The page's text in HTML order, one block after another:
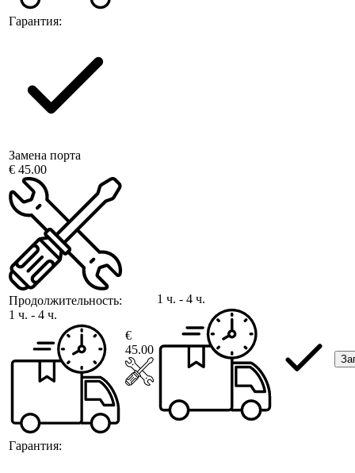
Гарантия:
Замена порта
€ 45.00
Продолжительность:
1 ч. - 4 ч.
Гарантия:
€
45.00
1 ч. - 4 ч.